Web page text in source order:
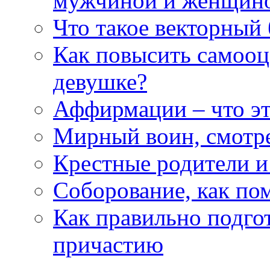
Что такое векторный
Как повысить
девушке?
Аффирмации – что
Мирный воин,
Крестные родители
Соборование, как
Как правильно
причастию